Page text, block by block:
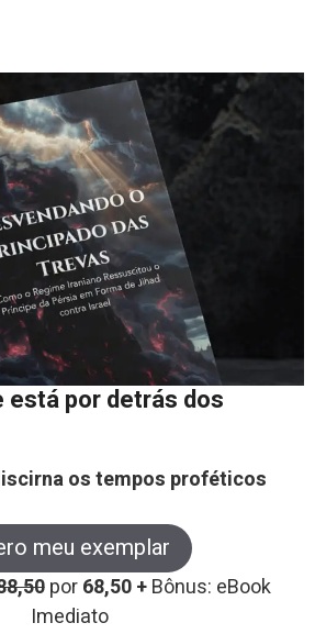
está por detrás dos
os tempos proféticos
meu exemplar
por68,50 +Bônus: eBook
Imediato